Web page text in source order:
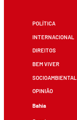
POLÍTICA
INTERNACIONAL
DIREITOS
BEM VIVER
SOCIOAMBIENTAL
OPINIÃO
Bahia